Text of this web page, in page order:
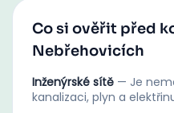
Co si ověřit před
Nebřehovicích
Inženýrské sítě — Je
kanalizaci, plyn a